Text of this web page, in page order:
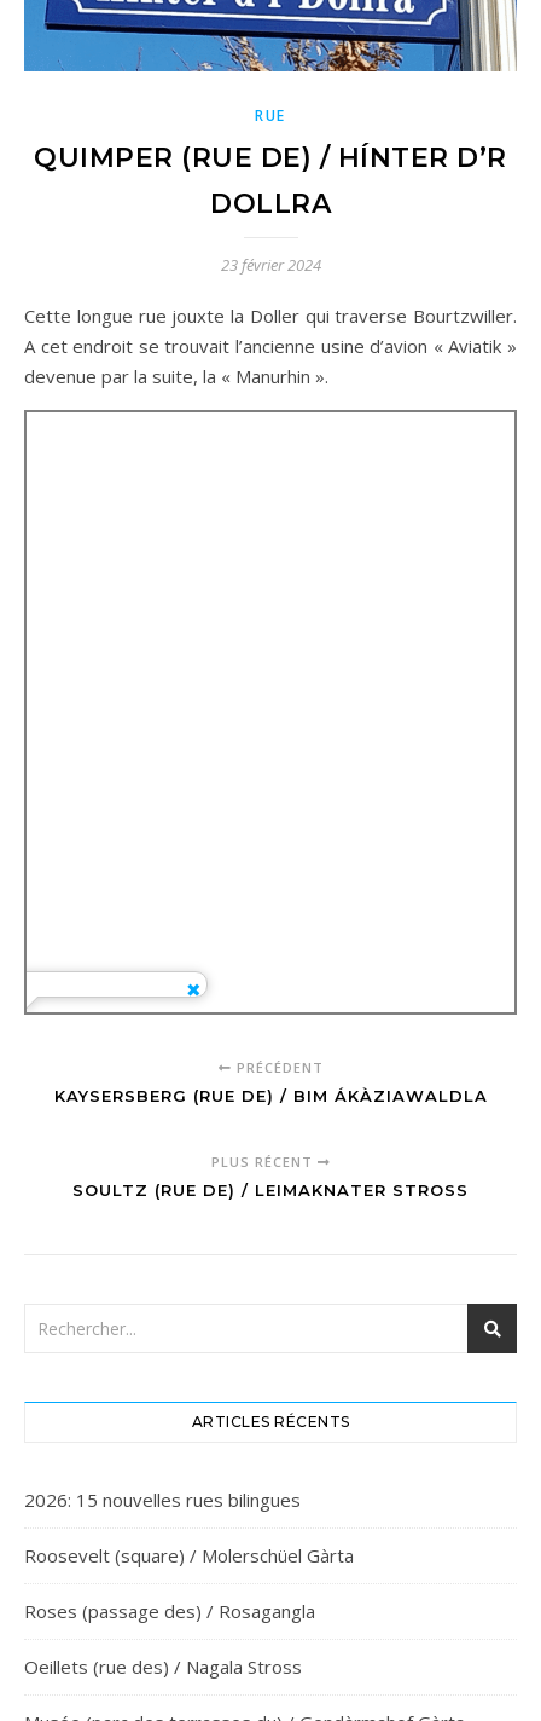
RUE
QUIMPER (RUE DE) / HÍNTER D’R
DOLLRA
23 février 2024
Cette longue rue jouxte la Doller qui traverse Bourtzwiller.
A cet endroit se trouvait l’ancienne usine d’avion « Aviatik »
devenue par la suite, la « Manurhin ».
PRÉCÉDENT
KAYSERSBERG (RUE DE) / BIM ÁKÀZIAWALDLA
PLUS RÉCENT
SOULTZ (RUE DE) / LEIMAKNATER STROSS
ARTICLES RÉCENTS
2026: 15 nouvelles rues bilingues
Roosevelt (square) / Molerschüel Gàrta
Roses (passage des) / Rosagangla
Oeillets (rue des) / Nagala Stross